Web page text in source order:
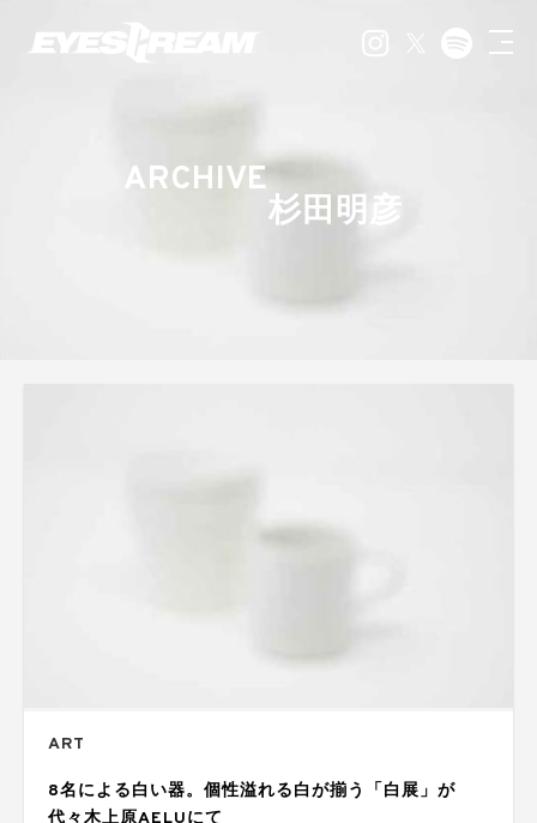
ARCHIVE
杉田明彦
ART
8名による白い器。個性溢れる白が揃う「白展」が
代々木上原AELUにて